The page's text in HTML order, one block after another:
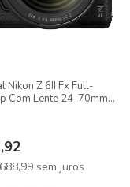
TÉCNICAS:
Full-Frame
Nikon Z 6II Fx Full-
Com Lente 24-70mm
sem juros